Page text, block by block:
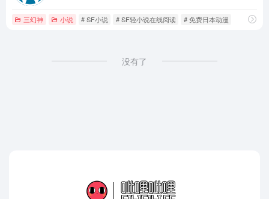
三幻神 小说 # SF小说 # SF轻小说在线阅读 # 免费日本动漫
没有了